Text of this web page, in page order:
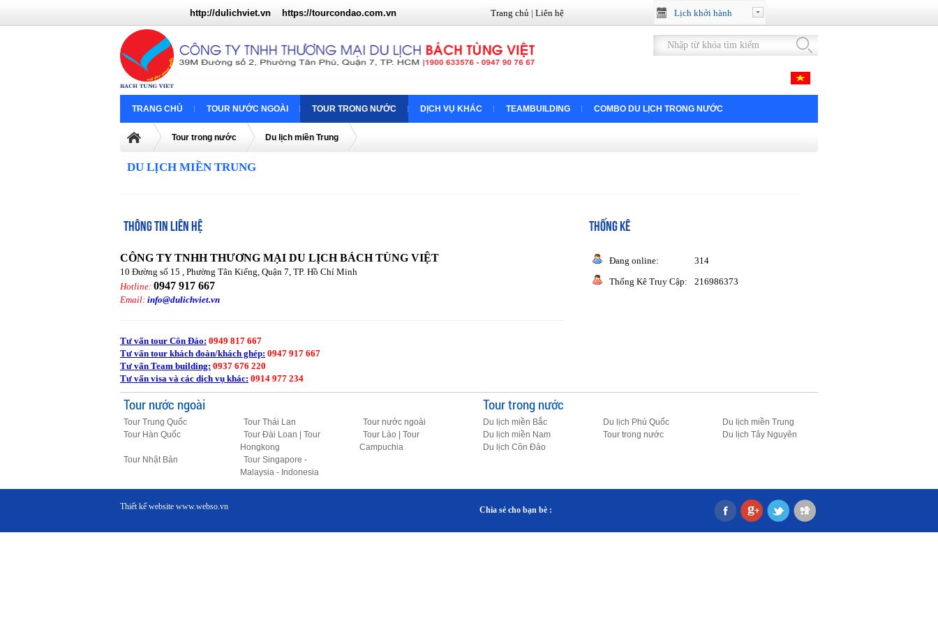
http://dulichviet.vn https://tourcondao.com.vn Trang chủ| Liên hệ Lịch khởi hành
TRANG CHỦ TOUR NƯỚC NGOÀI TOUR TRONG NƯỚC DỊCH VỤ KHÁC TEAMBUILDING COMBO DU LỊCH TRONG NƯỚC
Tour trong nước Du lịch miền Trung
DU LỊCH MIỀN TRUNG
THÔNG TIN LIÊN HỆ
CÔNG TY TNHH THƯƠNG MẠI DU LỊCH BÁCH TÙNG VIỆT
10 Đường số 15 , Phường Tân Kiểng, Quận 7, TP. Hồ Chí Minh
Hotline: 0947 917 667
Email: info@dulichviet.vn
Tư vấn tour Côn Đảo: 0949 817 667
Tư vấn tour khách đoàn/khách ghép: 0947 917 667
Tư vấn Team building: 0937 676 220
Tư vấn visa và các dịch vụ khác: 0914 977 234
THỐNG KÊ
Đang online:
314
Thống Kê Truy Cập:
216986373
Tour nước ngoài
Tour Trung Quốc Tour Thái Lan
Tour nước ngoài
Tour Hàn Quốc
Tour Đài Loan | Tour
Hongkong
Tour Lào | Tour
Campuchia
Tour Nhật Bản
Tour Singapore -
Malaysia - Indonesia
Tour trong nước
Du lịch miền Bắc Du lịch Phú Quốc
Du lịch miền Trung
Du lịch miền Nam
Tour trong nước
Du lịch Tây Nguyên
Du lịch Côn Đảo
Thiết kế website www.webso.vn Chia sẻ cho bạn bè :